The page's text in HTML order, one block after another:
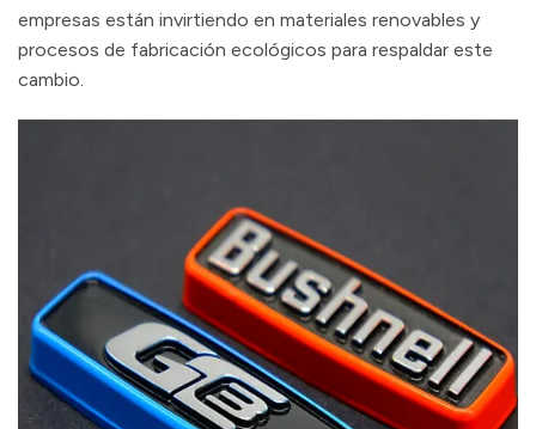
empresas están invirtiendo en materiales renovables y
procesos de fabricación ecológicos para respaldar este
cambio.